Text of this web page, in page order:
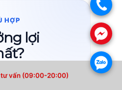
.
.
.
HỢP
lợi
vấn (09:00-20:00)